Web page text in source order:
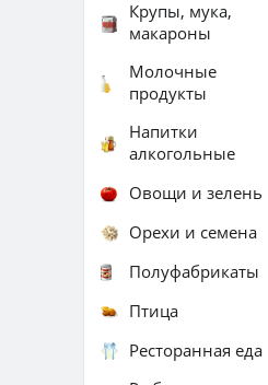
Крупы, мука,
макароны
Молочные
продукты
Напитки
алкогольные
Овощи и зелень
Орехи и семена
Полуфабрикаты
Птица
Ресторанная еда